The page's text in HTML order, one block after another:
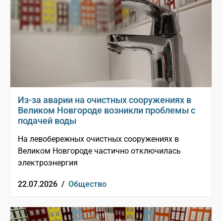
Из-за аварии на очистных сооружениях в
Великом Новгороде возникли проблемы с
подачей воды
На левобережных очистных сооружениях в
Великом Новгороде частично отключилась
электроэнергия
22.07.2026 / Общество